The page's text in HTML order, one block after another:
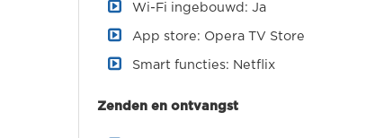
Wi-Fi ingebouwd: Ja
App store: Opera TV Store
Smart functies: Netflix
Zenden en ontvangst